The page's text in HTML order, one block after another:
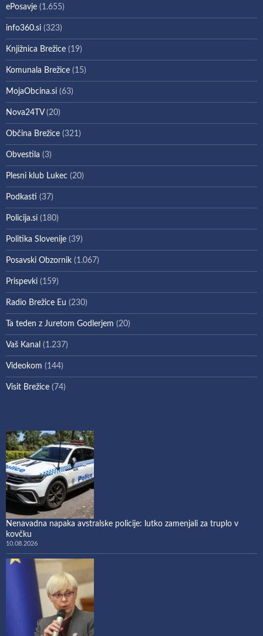
ePosavje (1.655)
info360.si (323)
Knjižnica Brežice (19)
Komunala Brežice (15)
MojaObcina.si (63)
Nova24TV(20)
Občina Brežice (321)
Obvestila (3)
Plesni klub Lukec (20)
Podkasti (37)
Policija.si (180)
Politika Slovenije (39)
Posavski Obzornik (1.067)
Prispevki (159)
Radio Brežice Eu (230)
Ta teden z Juretom Godlerjem (20)
Vaš Kanal (1.237)
Videokom (144)
Visit Brežice (74)
Nenavadna napaka avstralske policije: lutko zamenjali za truplo v
kovčku
10.08.2026